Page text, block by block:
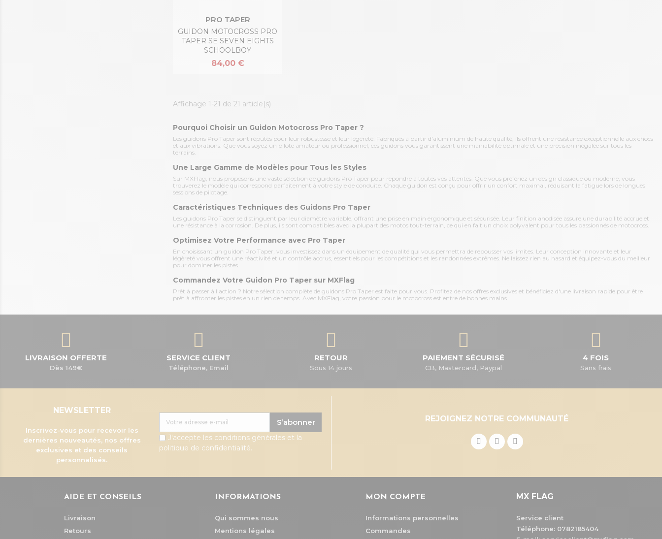
PRO TAPER
GUIDON MOTOCROSS PRO
TAPER SE SEVEN EIGHTS
SCHOOLBOY
84,00 €
Affichage 1-21 de 21 article(s)
Pourquoi Choisir un Guidon Motocross Pro Taper ?
Les guidons Pro Taper sont réputés pour leur robustesse et leur légèreté. Fabriqués à partir d'aluminium de haute qualité, ils offrent une résistance exceptionnelle aux chocs
et aux vibrations. Que vous soyez un pilote amateur ou professionnel, ces guidons vous garantissent une maniabilité optimale et une précision inégalée sur tous les
terrains.
Une Large Gamme de Modèles pour Tous les Styles
Sur MXFlag, nous proposons une vaste sélection de guidons Pro Taper pour répondre à toutes vos attentes. Que vous préfériez un design classique ou moderne, vous
trouverez le modèle qui correspond parfaitement à votre style de conduite. Chaque guidon est conçu pour offrir un confort maximal, réduisant la fatigue lors de longues
sessions de pilotage.
Caractéristiques Techniques des Guidons Pro Taper
Les guidons Pro Taper se distinguent par leur diamètre variable, offrant une prise en main ergonomique et sécurisée. Leur finition anodisée assure une durabilité accrue et
une résistance à la corrosion. De plus, ils sont compatibles avec la plupart des motos tout-terrain, ce qui en fait un choix polyvalent pour tous les passionnés de motocross.
Optimisez Votre Performance avec Pro Taper
En choisissant un guidon Pro Taper, vous investissez dans un équipement de qualité qui vous permettra de repousser vos limites. Leur conception innovante et leur
légèreté vous offrent une réactivité et un contrôle accrus, essentiels pour les compétitions et les randonnées extrêmes. Ne laissez rien au hasard et équipez-vous du meilleur
pour dominer les pistes.
Commandez Votre Guidon Pro Taper sur MXFlag
Prêt à passer à l'action ? Notre sélection complète de guidons Pro Taper est faite pour vous. Profitez de nos offres exclusives et bénéficiez d'une livraison rapide pour être
prêt à affronter les pistes en un rien de temps. Avec MXFlag, votre passion pour le motocross est entre de bonnes mains.
LIVRAISON OFFERTE
Dès 149€
SERVICE CLIENT
Téléphone, Email
RETOUR
Sous 14 jours
PAIEMENT SÉCURISÉ
CB, Mastercard, Paypal
4 FOIS
Sans frais
NEWSLETTER
Inscrivez-vous pour recevoir les
dernières nouveautés, nos offres
exclusives et des conseils
personnalisés.
S’abonner
J'accepte les conditions générales et la
politique de confidentialité.
REJOIGNEZ NOTRE COMMUNAUTÉ
AIDE ET CONSEILS
Livraison
Retours
INFORMATIONS
Qui sommes nous
Mentions légales
MON COMPTE
Informations personnelles
Commandes
MX FLAG
Service client
Téléphone: 0782185404